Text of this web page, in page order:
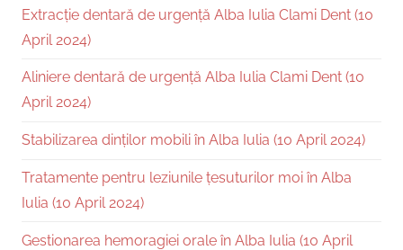
Extracție dentară de urgență Alba Iulia Clami Dent (10
April 2024)
Aliniere dentară de urgență Alba Iulia Clami Dent (10
April 2024)
Stabilizarea dinților mobili în Alba Iulia (10 April 2024)
Tratamente pentru leziunile țesuturilor moi în Alba
Iulia (10 April 2024)
Gestionarea hemoragiei orale în Alba Iulia (10 April